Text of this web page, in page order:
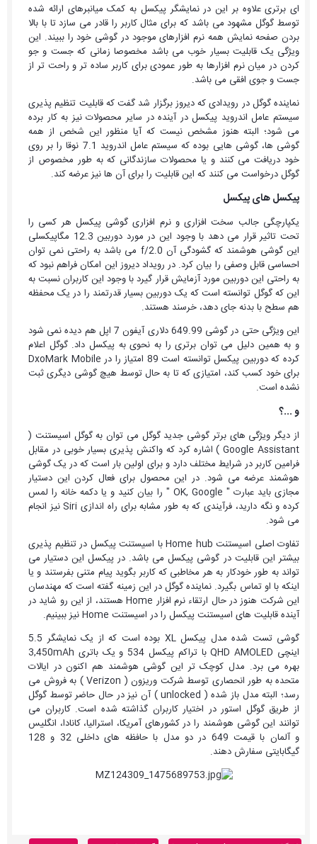
ای برتری علاوه بر این در نمایشگر پیکسل به کمک میانبرهای ارائه شده
توسط گوگل مشهود می باشد که برای مثال کاربر را قادر می سازد تا با بالا
بردن صفحه نمایش همه نرم افزارهای موجود در گوشی خود را ببیند. این
ویژگی یک قابلیت بسیار خوب می باشد مخصوصا زمانی که جست و جو
کردن در میان نرم افزارها به طور عمودی برای کاربر ساده تر و راحت تر از
جست و جوی افقی می باشد.
نماینده گوگل در رویدادی که دیروز برگزار شد گفت که قابلیت تنظیم پذیری
سیستم عاملاندروید پیکسل در آینده در سایر محصولات نیز به کار برده
می شود؛ البته هنوز مشخص نیست که آیا منظور این شخص از همه
گوشی ها، گوشی هایی بوده که سیستم عامل اندروید
7.1 نوقا را بر روی
خود دریافت می کنند و یا محصولات سازندگانی که به طور مخصوص از
گوگل درخواست می کنند که این قابلیت را برای آن ها نیز عرضه کند.
پیکسل های پیکسل
یکپارچگی جالب سخت افزاری و نرم افزاری گوشی پیکسل هر کسی را
تحت تاثیر قرار می دهد با وجود این در مورد دوربین 12.3 مگاپیکسلی
این گوشی هوشمند که گشودگی آن f/2.0 می باشد به راحتی نمی توان
احساسی قابل وصفی را بیان کرد. در رویداد دیروز این امکان فراهم نبود که
به راحتی این دوربین مورد آزمایش قرار گیرد با وجود این کاربران نسبت به
این که گوگل توانسته است که یک دوربین بسیار قدرتمند را در یک محفظه
هم سطح با بدنه جای دهد، خرسند هستند.
این ویژگی حتی در گوشی 649.99 دلاری
آیفون 7اپل هم دیده نمی شود
و به همین دلیل می توان برتری را به نحوی به پیکسل داد. گوگل اعلام
کرده که دوربین پیکسل توانسته است 89 امتیاز را در DxoMark Mobile
برای خود کسب کند، امتیازی که تا به حال توسط هیچ گوشی دیگری ثبت
نشده است.
و ...؟
از دیگر ویژگی های برتر گوشی جدید گوگل می توان به گوگل اسیستنت (
Google Assistant ) اشاره کرد که واکنش پذیری بسیار خوبی در مقابل
فرامین کاربر در شرایط مختلف دارد و برای اولین بار است که در یک گوشی
هوشمند عرضه می شود. در این محصول برای فعال کردن این دستیار
مجازی باید عبارت " OK, Google " را بیان کنید و یا دکمه خانه را لمس
کرده و نگه دارید، فرآیندی که به طور مشابه برای راه اندازی Siri نیز انجام
می شود.
تفاوت اصلی اسیستنت Home hub با اسیستنت پیکسل در تنظیم پذیری
بیشتر این قابلیت در گوشی پیکسل می باشد. در پیکسل این دستیار می
تواند به طور خودکار به هر مخاطبی که کاربر بگوید پیام متنی بفرستند و یا
اینکه با او تماس بگیرد. نماینده گوگل در این زمینه گفته است که مهندسان
این شرکت هنوز در حال ارتقاء نرم افزار Home هستند، از این رو شاید در
آینده قابلیت های اسیستنت پیکسل را در اسیستنت Home نیز ببینیم.
گوشی تست شده مدل پیکسل XL بوده است که از یک نمایشگر 5.5
اینچی QHD AMOLED با تراکم پیکسل 534 و یک باتری 3,450mAh
بهره می برد. مدل کوچک تر این گوشی هوشمند هم اکنون در ایالات
متحده به طور انحصاری توسط شرکت وریزون ( Verizon ) به فروش می
رسد؛ البته مدل باز شده ( unlocked ) آن نیز در حال حاضر توسط گوگل
از طریق گوگل استور در اختیار کاربران گذاشته شده است. کاربران می
توانند این گوشی هوشمند را در کشورهای آمریکا، استرالیا، کانادا، انگلیس
و آلمان با قیمت 649 در دو مدل با حافظه های داخلی 32 و 128
گیگابایتی سفارش دهند.